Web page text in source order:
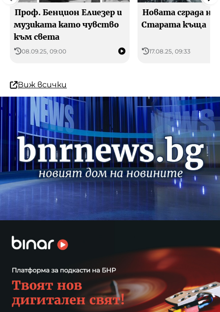
Проф. Бенцион Елиезер и
музиката като чувство
към света
08.09.25, 09:00
Новата сграда на
Старата къща
17.08.25, 09:33
Виж всички